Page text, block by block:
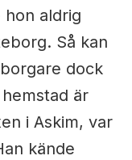
aldrig
Så kan
dock
är
i Askim, var
kände